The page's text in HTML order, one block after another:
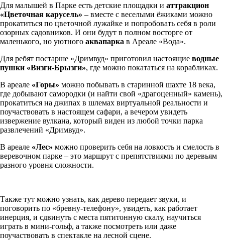
Для малышей в Парке есть детские площадки и аттракцион
«Цветочная карусель» – вместе с веселыми ёжиками можно
прокатиться по цветочной лужайке и попробовать себя в роли
озорных садовников. И они будут в полном восторге от
маленького, но уютного аквапарка в Ареале «Вода».
Для ребят постарше «Дримвуд» приготовил настоящие водные
пушки «Визги-Брызги», где можно покататься на корабликах.
В ареале «Горы» можно побывать в старинной шахте 18 века,
где добывают самородки (и найти свой «драгоценный» камень),
прокатиться на джипах в шлемах виртуальной реальности и
поучаствовать в настоящем сафари, а вечером увидеть
извержение вулкана, который виден из любой точки парка
развлечений «Дримвуд».
В ареале «Лес» можно проверить себя на ловкость и смелость в
веревочном парке – это маршрут с препятствиями по деревьям
разного уровня сложности.
Также тут можно узнать, как дерево передает звуки, и
поговорить по «бревну-телефону», увидеть, как работает
инерция, и сдвинуть с места пятитонную скалу, научиться
играть в мини-гольф, а также посмотреть или даже
поучаствовать в спектакле на лесной сцене.